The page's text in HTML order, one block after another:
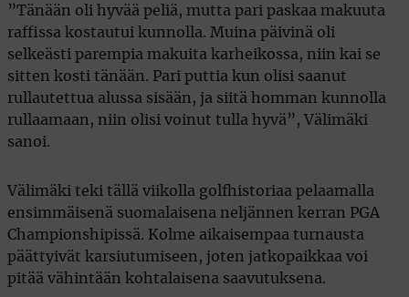
”Tänään oli hyvää peliä, mutta pari paskaa makuuta
raffissa kostautui kunnolla. Muina päivinä oli
selkeästi parempia makuita karheikossa, niin kai se
sitten kosti tänään. Pari puttia kun olisi saanut
rullautettua alussa sisään, ja siitä homman kunnolla
rullaamaan, niin olisi voinut tulla hyvä”, Välimäki
sanoi.
Välimäki teki tällä viikolla golfhistoriaa pelaamalla
ensimmäisenä suomalaisena neljännen kerran PGA
Championshipissä. Kolme aikaisempaa turnausta
päättyivät karsiutumiseen, joten jatkopaikkaa voi
pitää vähintään kohtalaisena saavutuksena.